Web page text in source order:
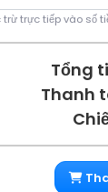
trừ trực tiếp vào số
Tổng
Thanh